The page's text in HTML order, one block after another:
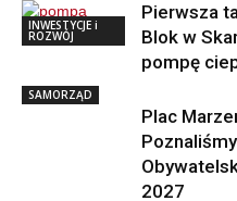
INWESTYCJE i
ROZWÓJ
Pierwsza
Blok w
pompę
SAMORZĄD
Plac
2027